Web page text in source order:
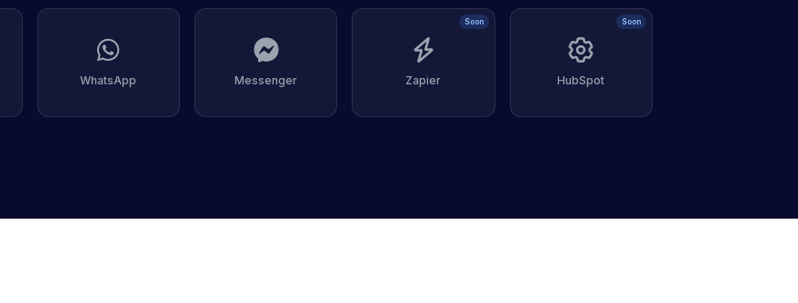
WhatsApp Messenger
Soon
Zapier
Soon
HubSpot